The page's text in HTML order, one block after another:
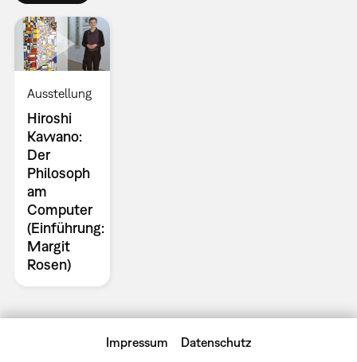
Ausstellung
Hiroshi
Kawano:
Der
Philosoph
am
Computer
(Einführung:
Margit
Rosen)
Impressum Datenschutz